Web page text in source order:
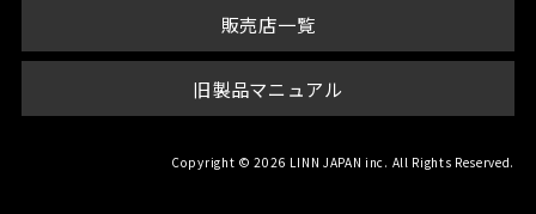
販売店一覧
旧製品マニュアル
Copyright © 2026 LINN JAPAN inc. All Rights Reserved.